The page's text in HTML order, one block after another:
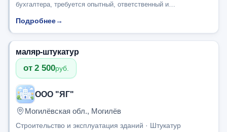
бухгалтера, требуется опытный, ответственный и
собеседовании.
Подробнее→
маляр-штукатур
от 2 500руб.
ООО "ЯГ"
Могилёвская обл., Могилёв
Строительство и эксплуатация зданий · Штукатур